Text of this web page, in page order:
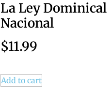
La Ley Dominical
Nacional
$11.99
Add to cart